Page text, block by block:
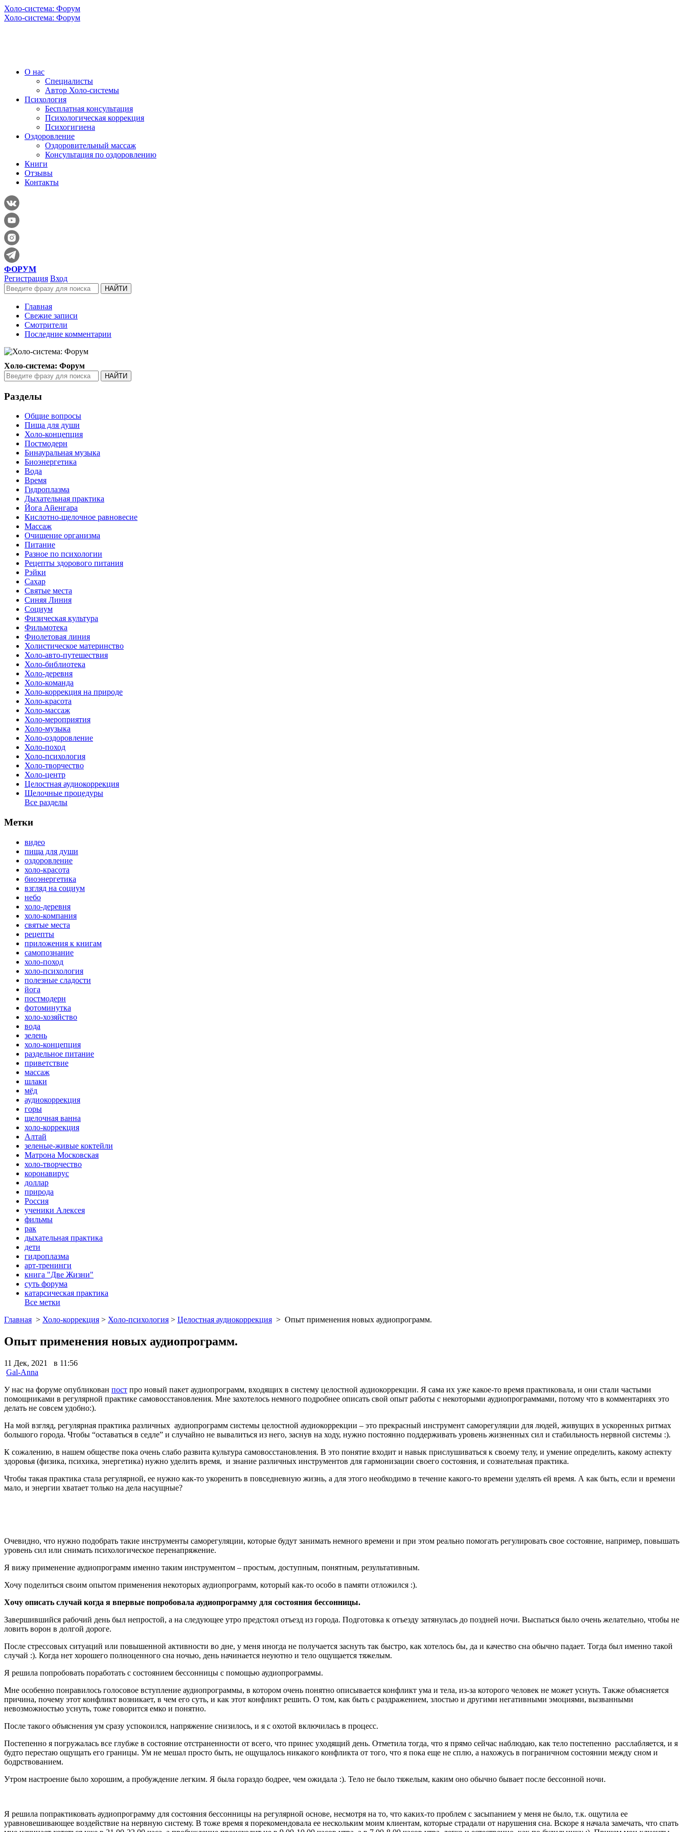
Холо-система: Форум
Холо-система: Форум
О нас
Специалисты
Автор Холо-системы
Психология
Бесплатная консультация
Психологическая коррекция
Психогигиена
Оздоровление
Оздоровительный массаж
Консультация по оздоровлению
Книги
Отзывы
Контакты
ФОРУМ
Регистрация Вход
Главная
Свежие записи
Смотрители
Последние комментарии
Холо-система: Форум
Разделы
Общие вопросы
Пища для души
Холо-концепция
Постмодерн
Бинауральная музыка
Биоэнергетика
Вода
Время
Гидроплазма
Дыхательная практика
Йога Айенгара
Кислотно-щелочное равновесие
Массаж
Очищение организма
Питание
Разное по психологии
Рецепты здорового питания
Рэйки
Сахар
Святые места
Синяя Линия
Социум
Физическая культура
Фильмотека
Фиолетовая линия
Холистическое материнство
Холо-авто-путешествия
Холо-библиотека
Холо-деревня
Холо-команда
Холо-коррекция на природе
Холо-красота
Холо-массаж
Холо-мероприятия
Холо-музыка
Холо-оздоровление
Холо-поход
Холо-психология
Холо-творчество
Холо-центр
Целостная аудиокоррекция
Щелочные процедуры
Все разделы
Метки
видео
пища для души
оздоровление
холо-красота
биоэнергетика
взгляд на социум
небо
холо-деревня
холо-компания
святые места
рецепты
приложения к книгам
самопознание
холо-поход
холо-психология
полезные сладости
йога
постмодерн
фотоминутка
холо-хозяйство
вода
зелень
холо-концепция
раздельное питание
приветствие
массаж
шлаки
мёд
аудиокоррекция
горы
щелочная ванна
холо-коррекция
Алтай
зеленые-живые коктейли
Матрона Московская
холо-творчество
коронавирус
доллар
природа
Россия
ученики Алексея
фильмы
рак
дыхательная практика
дети
гидроплазма
арт-тренинги
книга "Две Жизни"
суть форума
катарсическая практика
Все метки
Главная > Холо-коррекция > Холо-психология > Целостная аудиокоррекция > Опыт применения новых аудиопрограмм.
Опыт применения новых аудиопрограмм.
11 Дек, 2021 в 11:56
Gal-Anna
У нас на форуме опубликован пост про новый пакет аудиопрограмм, входящих в систему целостной аудиокоррекции. Я сама их уже какое-то время практиковала, и они стали частыми
помощниками в регулярной практике самовосстановления. Мне захотелось немного подробнее описать свой опыт работы с некоторыми аудиопрограммами, потому что в комментариях это
делать не совсем удобно:).
На мой взгляд, регулярная практика различных аудиопрограмм системы целостной аудиокоррекции – это прекрасный инструмент саморегуляции для людей, живущих в ускоренных ритмах
большого города. Чтобы “оставаться в седле” и случайно не вывалиться из него, заснув на ходу, нужно постоянно поддерживать уровень жизненных сил и стабильность нервной системы :).
К сожалению, в нашем обществе пока очень слабо развита культура самовосстановления. В это понятие входит и навык прислушиваться к своему телу, и умение определить, какому аспекту
здоровья (физика, психика, энергетика) нужно уделить время, и знание различных инструментов для гармонизации своего состояния, и сознательная практика.
Чтобы такая практика стала регулярной, ее нужно как-то укоренить в повседневную жизнь, а для этого необходимо в течение какого-то времени уделять ей время. А как быть, если и времени
мало, и энергии хватает только на дела насущные?
Очевидно, что нужно подобрать такие инструменты саморегуляции, которые будут занимать немного времени и при этом реально помогать регулировать свое состояние, например, повышать
уровень сил или снимать психологическое перенапряжение.
Я вижу применение аудиопрограмм именно таким инструментом – простым, доступным, понятным, результативным.
Хочу поделиться своим опытом применения некоторых аудиопрограмм, который как-то особо в памяти отложился :).
Хочу описать случай когда я впервые попробовала аудиопрограмму для состояния бессонницы.
Завершившийся рабочий день был непростой, а на следующее утро предстоял отъезд из города. Подготовка к отъезду затянулась до поздней ночи. Выспаться было очень желательно, чтобы не
ловить ворон в долгой дороге.
После стрессовых ситуаций или повышенной активности во дне, у меня иногда не получается заснуть так быстро, как хотелось бы, да и качество сна обычно падает. Тогда был именно такой
случай :). Когда нет хорошего полноценного сна ночью, день начинается неуютно и тело ощущается тяжелым.
Я решила попробовать поработать с состоянием бессонницы с помощью аудиопрограммы.
Мне особенно понравилось голосовое вступление аудиопрограммы, в котором очень понятно описывается конфликт ума и тела, из-за которого человек не может уснуть. Также объясняется
причина, почему этот конфликт возникает, в чем его суть, и как этот конфликт решить. О том, как быть с раздражением, злостью и другими негативными эмоциями, вызванными
невозможностью уснуть, тоже говорится емко и понятно.
После такого объяснения ум сразу успокоился, напряжение снизилось, и я с охотой включилась в процесс.
Постепенно я погружалась все глубже в состояние отстраненности от всего, что принес уходящий день. Отметила тогда, что я прямо сейчас наблюдаю, как тело постепенно расслабляется, и я
будто перестаю ощущать его границы. Ум не мешал просто быть, не ощущалось никакого конфликта от того, что я пока еще не сплю, а нахожусь в пограничном состоянии между сном и
бодрствованием.
Утром настроение было хорошим, а пробуждение легким. Я была гораздо бодрее, чем ожидала :). Тело не было тяжелым, каким оно обычно бывает после бессонной ночи.
Я решила попрактиковать аудиопрограмму для состояния бессонницы на регулярной основе, несмотря на то, что каких-то проблем с засыпанием у меня не было, т.к. ощутила ее
уравновешивающее воздействие на нервную систему. В тоже время я порекомендовала ее нескольким моим клиентам, которые страдали от нарушения сна. Вскоре я начала замечать, что спать